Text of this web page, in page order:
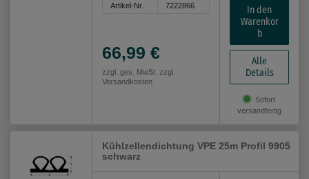
Artikel-Nr. 7222866
66,99 €
zzgl. ges. MwSt. zzgl.
Versandkosten
In den
Warenkor
b
Alle
Details
Sofort
versandfertig
Kühlzellendichtung VPE 25m Profil 9905
schwarz